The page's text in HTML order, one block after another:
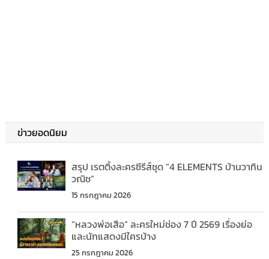
ข่าวยอดนิยม
สรุป เรตติ้งละครซีรีส์ชุด “4 ELEMENTS บ้านวาทิน
วณิช”
15 กรกฎาคม 2026
“หลวงพ่อเสือ” ละครใหม่ช่อง 7 ปี 2569 เรื่องย่อ
และนักแสดงมีใครบ้าง
25 กรกฎาคม 2026